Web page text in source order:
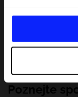
Poznejte